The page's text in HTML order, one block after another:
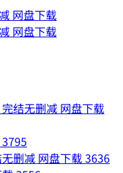
网盘下载
网盘下载
结无删减 网盘下载
3795
删减 网盘下载3636